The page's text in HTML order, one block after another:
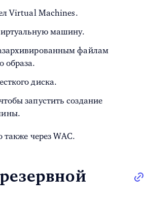
Virtual Machines.
машину.
файлам
образа.
диска.
запустить создание
через WAC.